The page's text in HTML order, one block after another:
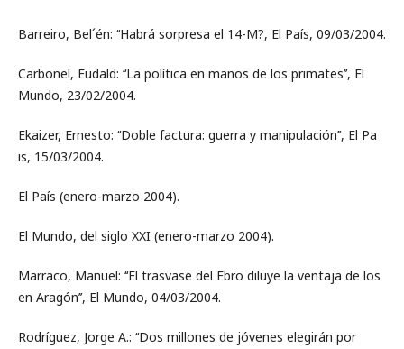
Barreiro, Bel´én: ‘‘Habrá sorpresa el 14-M?, El País, 09/03/2004.
Carbonel, Eudald: ‘‘La política en manos de los primates’’, El
Mundo, 23/02/2004.
Ekaizer, Ernesto: ‘‘Doble factura: guerra y manipulación’’, El Pa
́ıs, 15/03/2004.
El País (enero-marzo 2004).
El Mundo, del siglo XXI (enero-marzo 2004).
Marraco, Manuel: ‘‘El trasvase del Ebro diluye la ventaja de los
en Aragón’’, El Mundo, 04/03/2004.
Rodríguez, Jorge A.: ‘‘Dos millones de jóvenes elegirán por